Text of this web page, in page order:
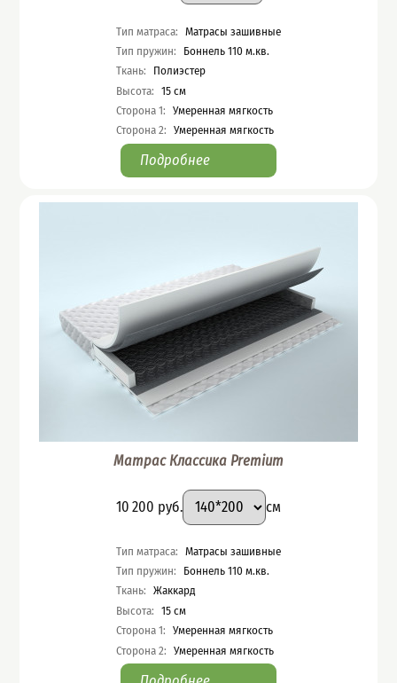
Характеристики
Тип матраса: Матрасы зашивные
Тип пружин:
Боннель 110 м.кв.
Ткань:
Полиэстер
Высота: 15 см
Сторона 1: Умеренная мягкость
Сторона 2: Умеренная мягкость
Подробнее
Матрас Классика Premium
Цена
10 200 руб.
Подобрать вариант
Размер:
см
Характеристики
Тип матраса: Матрасы зашивные
Тип пружин:
Боннель 110 м.кв.
Ткань: Жаккард
Высота: 15 см
Сторона 1: Умеренная мягкость
Сторона 2: Умеренная мягкость